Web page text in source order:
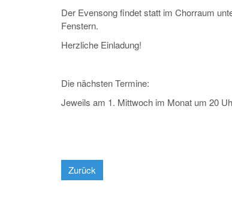
Der Evensong findet statt im Chorraum
Fenstern.
Herzliche Einladung!
Die nächsten Termine:
Jeweils am 1. Mittwoch im Monat um 20
Zurück